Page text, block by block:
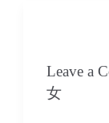
Leave a
女